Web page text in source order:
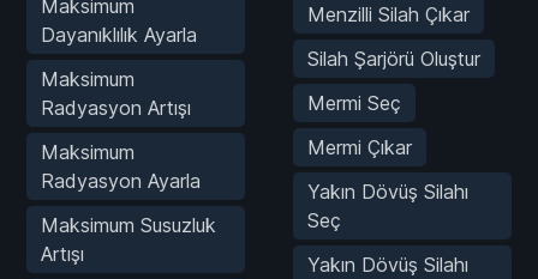
Maksimum
Dayanıklılık Ayarla
Maksimum
Radyasyon Artışı
Maksimum
Radyasyon Ayarla
Maksimum Susuzluk
Artışı
Menzilli Silah Çıkar
Silah Şarjörü Oluştur
Mermi Seç
Mermi Çıkar
Yakın Dövüş Silahı
Seç
Yakın Dövüş Silahı